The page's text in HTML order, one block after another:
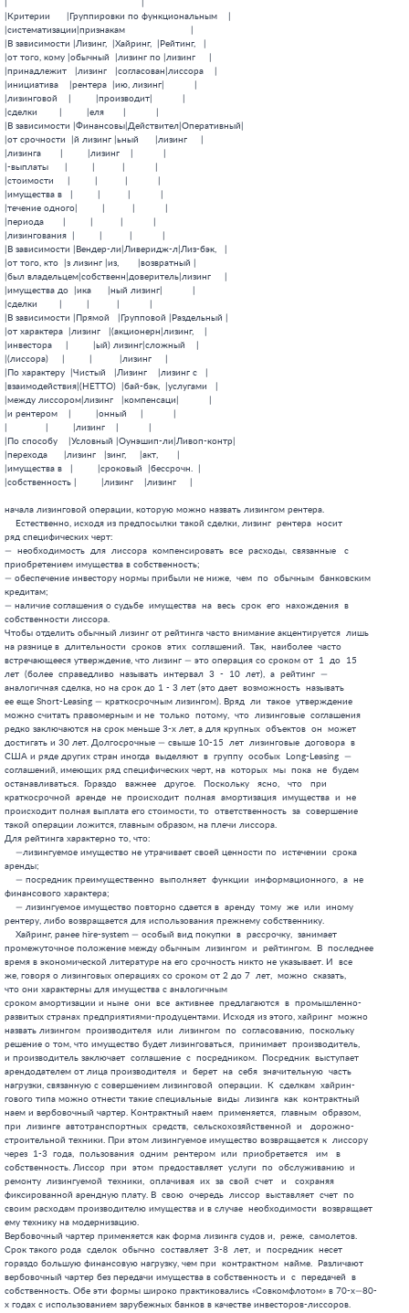
И  все
же, говоря о лизинговых операциях со сроком от 2 до 7  лет,  можно  сказать,
что они характерны для имущества с аналогичным
сроком амортизации и ныне  они  все  активнее  предлагаются  в  промышленно-
развитых странах предприятиями-продуцентами. Исходя из этого, хайринг  можно
назвать лизингом  производителя  или  лизингом  по  согласованию,  поскольку
решение о том, что имущество будет лизинговаться,  принимает  производитель,
и производитель заключает  соглашение  с  посредником.  Посредник  выступает
арендодателем от лица производителя  и  берет  на  себя  значительную  часть
нагрузки, связанную с совершением лизинговой  операции.  К  сделкам  хайрин-
гового типа можно отнести такие специальные  виды  лизинга  как  контрактный
наем и вербовочный чартер. Контрактный наем  применяется,  главным  образом,
при  лизинге  автотранспортных  средств,  сельскохозяйственной  и   дорожно-
строительной техники. При этом лизингуемое имущество возвращается к  лиссору
через  1-3  года,  пользования  одним  рентером  или  приобретается   им   в
собственность. Лиссор  при  этом  предоставляет  услуги  по  обслуживанию  и
ремонту  лизингуемой  техники,  оплачивая  их  за  свой  счет   и   сохраняя
фиксированной арендную плату. В  свою  очередь  лиссор  выставляет  счет  по
своим расходам производителю имущества и в случае  необходимости  возвращает
ему технику на модернизацию.
Вербовочный чартер применяется как форма лизинга судов и,  реже,  самолетов.
Срок такого рода  сделок  обычно  составляет  3-8  лет,  и  посредник  несет
гораздо большую финансовую нагрузку, чем при  контрактном  найме.  Различают
вербовочный чартер без передачи имущества в собственность и  с  передачей  в
собственность. Обе эти формы широко практиковались «Совкомфлотом» в 70-х—80-
х годах с использованием зарубежных банков в качестве инвесторов-лиссоров.
Таким образом, хайринг действительно занимает промежуточное положение  между
обычным лизингом и рейтингом по характеру отношений  между  тремя  основными
участниками  лизинговой  операции:  лиссором,  рентером   и   производителем
имущества.
Во второй строке схемы 2 представлены три основных вида лизинговых сделок  в
зависимости от их  срочности,  то  есть  сопоставимости  срока  лизингования
имущества со сроком его  амортизации  и,  соответственно,  затратам  на  его
инвестирование.  Однако,  емкость  понятий   финансового,   оперативного   и
действительного  лизинга  несравнимо  больше  и  по  существу  они  частично
перекрываются понятиями обычного лизинга, хайринга, рейтинга.
К финансовому лизингу относятся, как правило,  контракты,  предусматривающие
выплату в течение  твердо  установленного  (основного  или  базового)  срока
арендных платежей, сумма которых достаточна для полного возмещения  расходов
лиссора,  связанных  с   приобретением,   имущества   и   реализацией   прав
собственника, а также обеспечением  ему  определенной  прибыли.  Амортизация
при этом происходит в течение основного срока аренды.  Существуют  различные
мнения о  том,  что  следует  считать  финансовым  лизингом.  Так,  эксперты
британской  «Ассоциации  лизинга  оборудования»  считают,   что   финансовым
лизингом следует называть любую арендную  операцию,  главной  целью  которой
является финансирование используемого рентером имущества, в течение  большей
части срока службы этого  имущества,  если  выбор  имущества  и   поставщика
осуществляется рентером. Такой  подход,  однако,  не  учитывает  возможность
опциона на покупку оборудования и вариантов хайринговых  сделок.  Правильнее
было бы назвать финансовым лизингом сделку, в результате  которой  имущество
амортизируется в течение одного срока лизингования.  Специфическими  чертами
этой формы лизинга являются:
— исключительное право рентера на пользование  имуществом  в  течение  всего
срока лизинга;
'     — наличие основного срока лизинга, в течение которого
 стороны не вправе односторонне  прекратить  действие  договора,  а  лиссор
возмещает свои  затраты  за  операцию;      —  обслуживание,  страхование  и
ответственность за имущество лежат на рентере;
— опцион на покупку рентером имущества по остаточной  цене  после  окончания
основного срока лизинга.
В отличие от финансового лизинга оперативный лизинг является формой  сделки,
при которой  не  происходит  полной  окупаемости  лизингуемого  имущества  в
течение одного периода лизингования.  По  своему  характеру  это  кратко-  и
среднесрочная  аренда,  применяемая  в  тех  случаях,   когда   пользователю
экономически  нецелесообразно  нести  весь  риск,  связанный   с   владением
имуществом. Диапазон срока аренды при | оперативном лизинге — от  нескольких
часов до 3 - 5 лет. ; Характерными чертами оперативного лизинга являются:
     —лишь частичная амортизация лизингуемого имущества  в  течение  одного
срока лизингования;
     — отнесение большей части обязанностей, связанных  с  '  обслуживанием
имущества, на счет лиссора;
     — наличие возможностей кратного лизингования.
    К оперативному лизингу можно отнести большинство лизинговых операций  с
имуществом, имеющим высокие темпы морального старения и  большинство  сделок
рентингового типа.
    Действительный лизинг занимает промежуточное положение между финансовым
и оперативным лизингом.  С  одной  стороны,  он  предусматривает  опцион  на
покупку  лизингуемого  имущества,  а  с  другой  —  предоставление  лиссором
дополнительных  услуг  рентеру  по  содержанию  и   страхованию   имущества.
Наиболее распространенные сроки действия лизинговых контрактов  4-5  лет.  В
США этот вид лизинга иногда называют нормативным лизингом.
    Таким образом, в первых 2-х строках схемы 2.  представлены  6  основных
видов  лизинговых  операций.  Термины,  обозначающие  эти  операции,   можно
назвать  определителями,  поскольку   они   определяют   основные   свойства
лизинговых сделок, но  практически  никогда  не  содержатся  в  названиях  и
формах договоров. (Они подразумеваются, исходя из условий контракта).
    В четырех нижних строках схемы 2 представлены названия видов  операций,
которые  можно  назвать  характеристическими,  поскольку  они   представляют
специфическую  особенность  лизинговой  сделки.  Эти  особенности   зачастую
требуют фиксации и упоминаются в соглашениях.
    Так, в зависимости оттого, кто был владельцем имущества,  используемого
по  лизингу  до  начала  сделки,  следует  различать  лизинг   собственника,
доверительный и возвратный лизинг.
    Когда  говорится  о  лизинге  собственника  (продавца),  называемом  за
рубежом контрактом типа вендер-лиз (от  англ.  vender-lease)  имеются  ввиду
операции, при которых  лизингу-емое  имущество  первоначально  находилось  у
предприятия-продуцента или торгового предприятия. Рентер  в  соответствии  с
вендер-лиз  контрактом  получает  имущество  от  лиссора  (это  может   быть
сбытовой филиал производителя, диллерская фирма, независимый инвестор)  и  в
дальнейшем отношения между ними строятся на чисто арендных принципах.
    Договора  ливеридж-лиз  (от  анг.  leverage-lease)  можно  назвать  еще
доверительным лизингом. В отличие от вендор-лизинга  лиссор  здесь  является
не просто посредником-инвестором. По условиям ливеридж-лиз контракта  лиссор
и   рентер    создают    доверительную    компанию,    которая,    приобретя
производственные фонды у прежнего владельца, передают  их  в  долговременное
пользование партнеру-рентеру. Таким образом,  повышается  заинтересованность
лиссора в бизнесе рентера.
    Третий вид контрактов этого ряда — сделки лиз-бэк  (от  англ.  sell-and-
back)  являются  сравнительно  новыми  в  мировой  экономической   практике.
Лизинговые  фирмы  смогли  к  ним  приступить,  лишь  получив   значительный
финансовый  резерв,  либо  контактируя  с  банками.  Согласно   этому   типу
контракта,  собственник  продает  свое  имущество  лиссору  с   условием   в
дальнейшем арендовать его. При  этом  бывший  собственник,  а  ныне  рентер,
должен вернуть с  процентами  полученную  от  такой  продажи  сумму  в  виде
арендной платы, а также нести расходы по содержанию лизингуемого  имущества.
Контракты лиз-бэк ныне составляют значительную  часть  операций,  проводимых
лизинговыми фирмами с подержанным оборудованием. Этот тип операций  является
удобной формой  финансирования,  позволяющей  фирмам  получать  значительные
налоговые льготы.
    Соглашения типа вендер-лиз, ливеридж-лиз и лиз-бэк  охватывают  по  сути
все основные варианты  посреднических  арендных  контрактов  с  промышленным
оборудованием, если характеризовать их в зависимость от характера  отношений
собственности.
Четвертая строка схемы 2  представляет  ряд  известных  названий  лизинговых
сделок в зависимости от характера инвестора ( лиссора). Это,  прежде  всего,
прямой лизинг  —  операция,  проводимая  самостоятельно  одним  посредником-
лиссором. В США такой лизинг соответствует понятию  «капитального  лизинга»,
дополненного некоторыми другими условиями лизингового  договора.  Это  также
групповой лизинг, при котором лиссор  использует  средства  третьей  стороны
для приобретения сдаваемого затем в  аренду  имущества.  При  этом  лиссером
часто выступает группа акционеров, каждый из которых вносит  свой  пай,  чем
уменьшает индивидуальный финансовый риск.
Еще более сложная форма — раздельный лизинг,  который  охватывает  множество
лиц на стороне заимодавцев (финансирующих учреждений), лиссоров  и  рентеров
и оформляется с помощью брокеров как сделка «в пакете», с  учетом  интересов
всех  ее  участников,  зачастую,  путем  создания  подставного  предприятия.
Обычно в сложном лизинге участвуют пять  сторон:  доверительный  собственник
(лиссор),  финансирующая   организация,   брокер,   учредители   подставного
предприятия и рентер.
    Таковы ступени постепенного усложнения лизинговых  сделок  от  наиболее
простых, с точки зрения состава  участников,  до  крупных,  имеющих  сложную
организационную структуру. -
    По  характеру  взаимодействия  между  лиссором  и  ренте-ром,   наличию
обязательств и характеру их выполнения после за